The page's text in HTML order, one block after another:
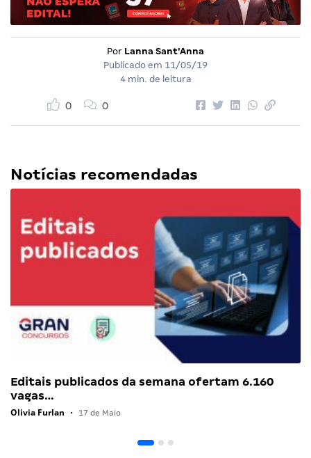
Por Lanna Sant'Anna
Publicado em 11/05/19
4 min. de leitura
0 0
Notícias recomendadas
Editais publicados da semana ofertam 6.160
vagas…
Olivia Furlan • 17 de Maio